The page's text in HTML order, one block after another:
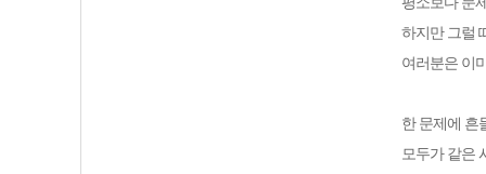
하지만 그럴
여러분은 이
한 문제에 흔
모두가 같은